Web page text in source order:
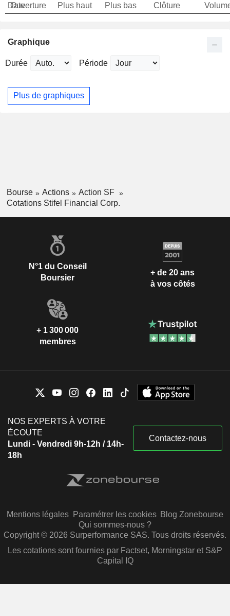
Date
Ouverture Plus haut Plus bas Clôture
Graphique
Durée Période
Plus de graphiques
Bourse Actions
Action SF
Cotations Stifel Financial Corp.
N°1 du Conseil
Boursier
+ de 20 ans
à vos côtés
+ 1 300 000
membres
NOS EXPERTS À VOTRE
ÉCOUTE
Lundi - Vendredi 9h-12h / 14h-
18h
Contactez-nous
Mentions légales Paramétrer les cookies Blog Zonebourse
Qui sommes-nous ?
Copyright © 2026 Surperformance SAS. Tous droits réservés.
Les cotations sont fournies par Factset, Morningstar et S&P
Capital IQ